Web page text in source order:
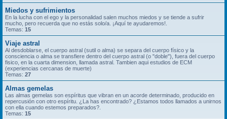
Miedos y sufrimientos
En la lucha con el ego y la personalidad salen muchos miedos y se tiende a sufrir
mucho, pero recuerda que no estás solo/a. ¡Aquí te ayudaremos!.
Temas: 15
Viaje astral
Al desdoblarse, el cuerpo astral (sutil o alma) se separa del cuerpo físico y la
consciencia o alma se transfiere dentro del cuerpo astral (o "doble"), fuera del cuerpo
fisico, en la cuarta dimension, llamada astral. Tambien aqui estudios de ECM
(experiencias cercanas de muerte)
Temas: 27
Almas gemelas
Las almas gemelas son espíritus que vibran en un acorde determinado, producido en
repercusión con otro espíritu. ¿La has encontrado? ¿Estamos todos llamados a unirnos
con ella cuando estemos preparados?.
Temas: 15